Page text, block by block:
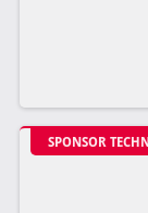
SPONSOR